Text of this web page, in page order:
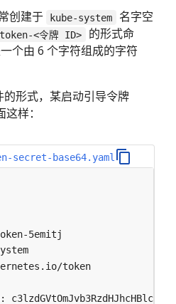
创建于
kube-system
名字空
<令牌 ID>
的形式命
个由 6 个字符组成的字符
形式，某启动引导令牌
样：
secret-base64.yaml
5emitj
token
: